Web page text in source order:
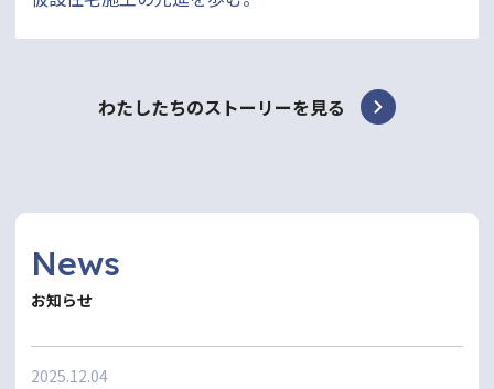
わたしたちのストーリーを見る
News
お知らせ
2025.12.04